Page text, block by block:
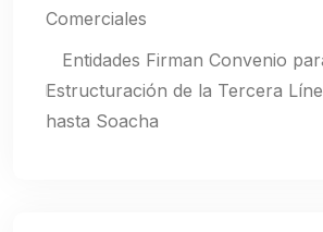
Comerciales
Entidades Firman Convenio
Estructuración de la Tercera
hasta Soacha